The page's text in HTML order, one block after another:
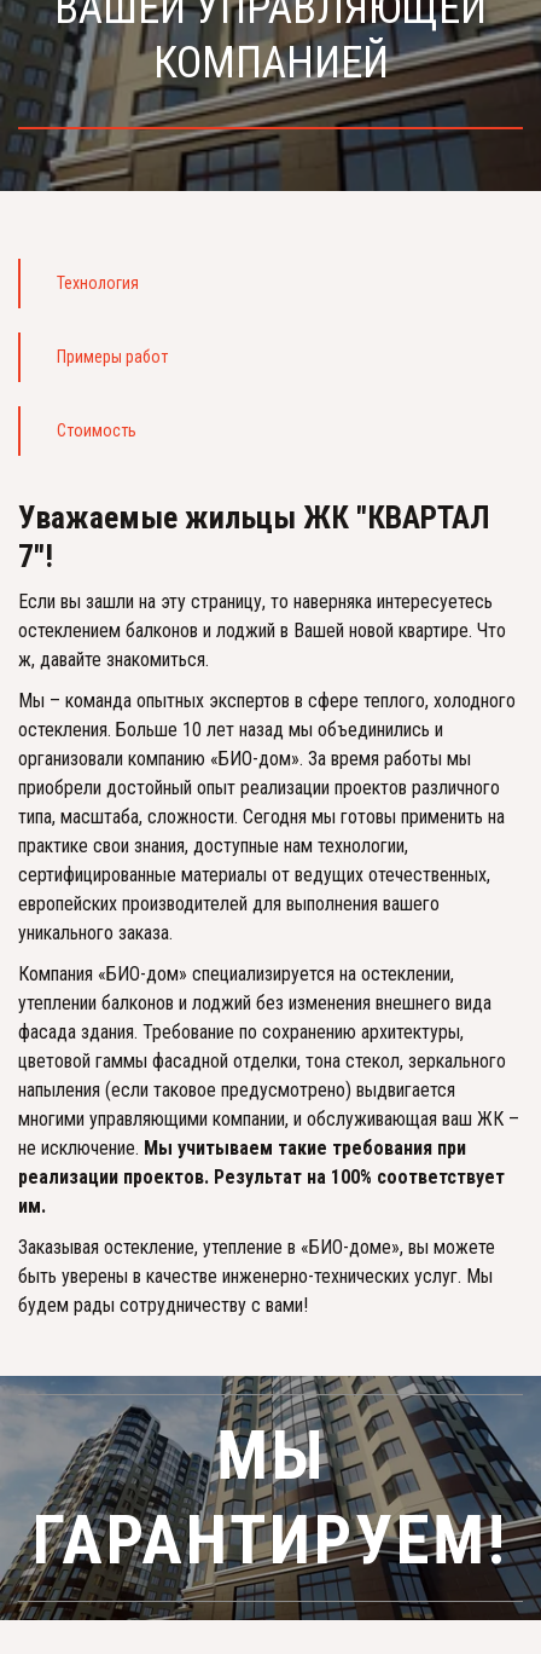
КОМПАНИЕЙ
Технология
Примеры работ
Стоимость
Уважаемые жильцы ЖК "КВАРТАЛ
7"!
Если вы зашли на эту страницу, то наверняка интересуетесь
остеклением балконов и лоджий в Вашей новой квартире. Что
ж, давайте знакомиться.
Мы – команда опытных экспертов в сфере теплого, холодного
остекления. Больше 10 лет назад мы объединились и
организовали компанию «БИО-дом». За время работы мы
приобрели достойный опыт реализации проектов различного
типа, масштаба, сложности. Сегодня мы готовы применить на
практике свои знания, доступные нам технологии,
сертифицированные материалы от ведущих отечественных,
европейских производителей для выполнения вашего
уникального заказа.
Компания «БИО-дом» специализируется на остеклении,
утеплении балконов и лоджий без изменения внешнего вида
фасада здания. Требование по сохранению архитектуры,
цветовой гаммы фасадной отделки, тона стекол, зеркального
напыления (если таковое предусмотрено) выдвигается
многими управляющими компании, и обслуживающая ваш ЖК –
не исключение. Мы учитываем такие требования при
реализации проектов. Результат на 100% соответствует
им.
Заказывая остекление, утепление в «БИО-доме», вы можете
быть уверены в качестве инженерно-технических услуг. Мы
будем рады сотрудничеству с вами!
МЫ
ГАРАНТИРУЕМ!­­